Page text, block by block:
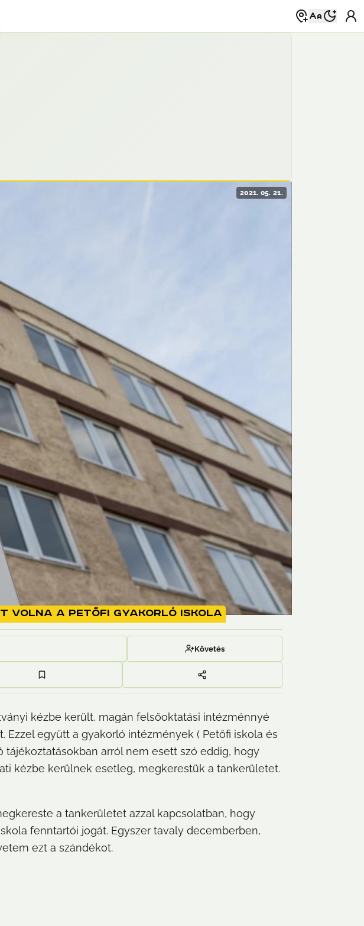
2021. 05. 21.
volna a Petőfi gyakorló iskola
Követés
kézbe került, magán felsőoktatási intézménnyé
Ezzel együtt a gyakorló intézmények ( Petőfi iskola és
arról nem esett szó eddig, hogy
kézbe kerülnek esetleg, megkerestük a tankerületet.
a tankerületet azzal kapcsolatban, hogy
fenntartói jogát. Egyszer tavaly decemberben,
ezt a szándékot.